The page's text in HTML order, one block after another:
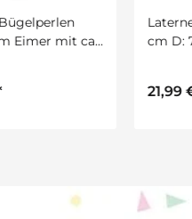
Laterne 12 Stück H: 10
cm D: 7,6 cm mit